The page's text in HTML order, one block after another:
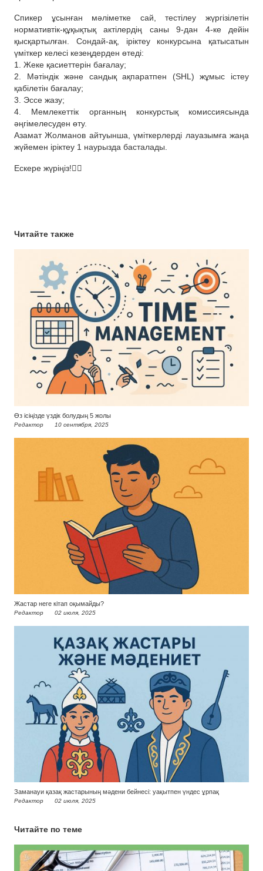
Спикер ұсынған мәліметке сай, тестілеу жүргізілетін
нормативтік-құқықтық актілердің саны 9-дан 4-ке дейін
қысқартылған. Сондай-ақ, іріктеу конкурсына қатысатын
үміткер келесі кезеңдерден өтеді:
1. Жеке қасиеттерін бағалау;
2. Мәтіндік және сандық ақпаратпен (SHL) жұмыс істеу
қабілетін бағалау;
3. Эссе жазу;
4. Мемлекеттік органның конкурстық комиссиясында
әңгімелесуден өту.
Азамат Жолманов айтуынша, үміткерлерді лауазымға жаңа
жүйемен іріктеу 1 наурызда басталады.
Ескере жүріңіз!☝🏻
Читайте также
Өз ісіңізде үздік болудың 5 жолы
Редактор 10 сентября, 2025
Жастар неге кітап оқымайды?
Редактор 02 июля, 2025
Заманауи қазақ жастарының мәдени бейнесі: уақытпен үндес ұрпақ
Редактор 02 июля, 2025
Читайте по теме